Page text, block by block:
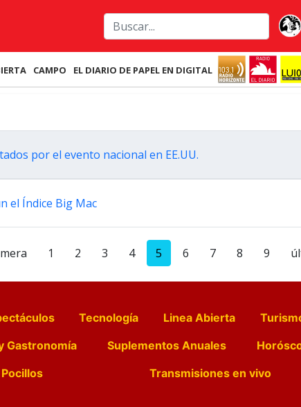
CAMPO EL DIARIO DE PAPEL EN DIGITAL
por el evento nacional en EE.UU.
el Índice Big Mac
1 2 3 4 5 6 7 8 9
Tecnología Linea Abierta
Gastronomía Suplementos Anuales
Transmisiones en vivo